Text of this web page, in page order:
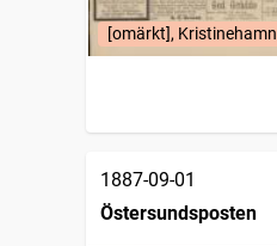
[omärkt], Kristinehamn
1887-09-01
Östersundsposten